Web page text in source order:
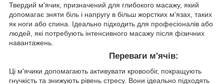
Твердий м'ячик, призначений для глибокого масажу, який
допомагає зняти біль і напругу в більш жорстких м'язах, таких
як ноги або спина. Ідеально підходить для професіоналів або
людей, які потребують інтенсивного масажу після фізичних
навантажень.
Переваги м'ячів:
Ці м'ячики допомагають активувати кровообіг, покращують
гнучкість та знижують рівень стресу. Вони ідеально підходять